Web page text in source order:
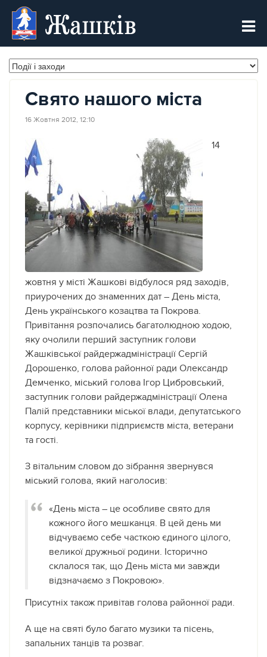
Жашків
Свято нашого міста
16 Жовтня 2012, 12:10
14
жовтня у місті Жашкові відбулося ряд заходів,
приурочених до знаменних дат – День міста,
День українського козацтва та Покрова.
Привітання розпочались багатолюдною ходою,
яку очолили перший заступник голови
Жашківської райдержадміністрації Сергій
Дорошенко, голова районної ради Олександр
Демченко, міський голова Ігор Цибровський,
заступник голови райдержадміністрації Олена
Палій представники міської влади, депутатського
корпусу, керівники підприємств міста, ветерани
та гості.
З вітальним словом до зібрання звернувся
міський голова, який наголосив:
«День міста – це особливе свято для
кожного його мешканця. В цей день ми
відчуваємо себе часткою єдиного цілого,
великої дружньої родини. Історично
склалося так, що День міста ми завжди
відзначаємо з Покровою».
Присутніх також привітав голова районної ради.
А ще на святі було багато музики та пісень,
запальних танців та розваг.